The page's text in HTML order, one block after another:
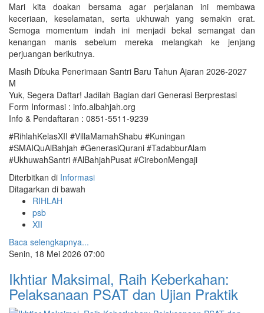
Mari kita doakan bersama agar perjalanan ini membawa
keceriaan, keselamatan, serta ukhuwah yang semakin erat.
Semoga momentum indah ini menjadi bekal semangat dan
kenangan manis sebelum mereka melangkah ke jenjang
perjuangan berikutnya.
Masih Dibuka Penerimaan Santri Baru Tahun Ajaran 2026-2027
M
Yuk, Segera Daftar! Jadilah Bagian dari Generasi Berprestasi
Form Informasi : info.albahjah.org
Info & Pendaftaran : 0851-5511-9239
#RihlahKelasXII #VillaMamahShabu #Kuningan
#SMAIQuAlBahjah #GenerasiQurani #TadabburAlam
#UkhuwahSantri #AlBahjahPusat #CirebonMengaji
Diterbitkan di Informasi
Ditagarkan di bawah
RIHLAH
psb
XII
Baca selengkapnya...
Senin, 18 Mei 2026 07:00
Ikhtiar Maksimal, Raih Keberkahan:
Pelaksanaan PSAT dan Ujian Praktik